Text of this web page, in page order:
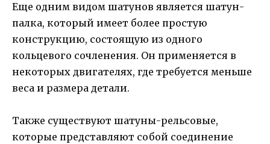
Еще одним видом шатунов является шатун-
палка, который имеет более простую
конструкцию, состоящую из одного
кольцевого сочленения. Он применяется в
некоторых двигателях, где требуется меньше
веса и размера детали.
Также существуют шатуны-рельсовые,
которые представляют собой соединение